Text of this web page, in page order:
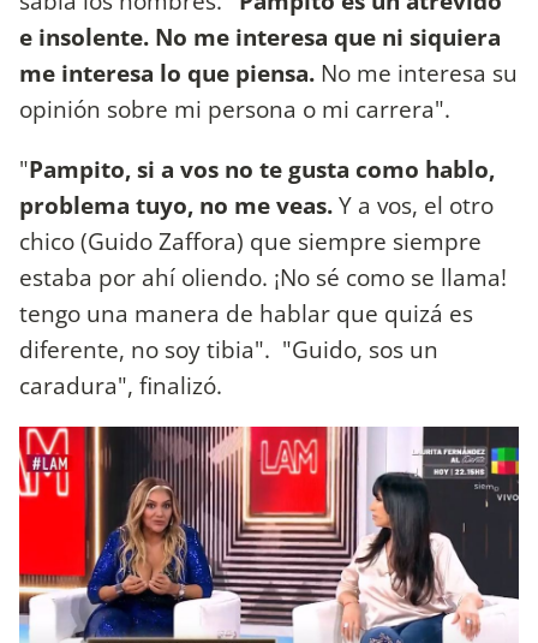
e insolente. No me interesa que ni siquiera
me interesa lo que piensa. No me interesa su
opinión sobre mi persona o mi carrera".
"Pampito, si a vos no te gusta como hablo,
problema tuyo, no me veas.Y a vos, el otro
chico (Guido Zaffora) que siempre siempre
estaba por ahí oliendo. ¡No sé como se llama!
tengo una manera de hablar que quizá es
diferente, no soy tibia". "Guido, sos un
caradura", finalizó.